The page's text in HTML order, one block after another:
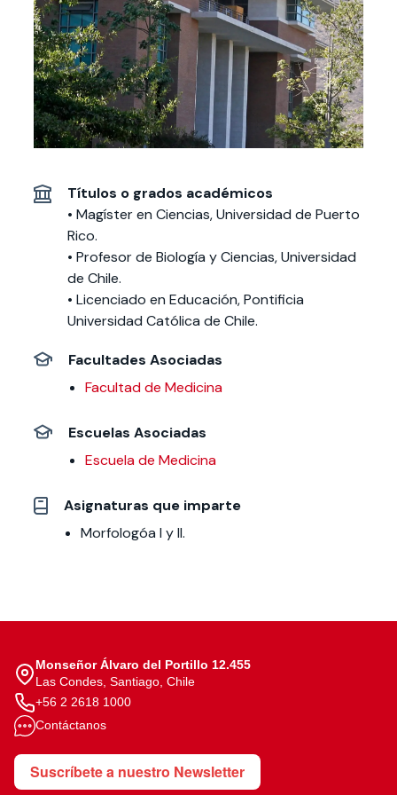
cursos
Especialidades y
estadías
Te puede
interesar:
International
students
Facultades
interesar:
2025
vinculación con la
sociedad
Extensión Cultural
Te puede interesar:Filantropía y Donaciones
intercambio
Servicios y apoyos
Te puede
interesar:
Explora el campus
Uandes
Noticias
estudiantiles
Títulos o grados académicos
• Magíster en Ciencias, Universidad de Puerto
Rico.
• Profesor de Biología y Ciencias, Universidad
de Chile.
• Licenciado en Educación, Pontificia
Universidad Católica de Chile.
Facultades Asociadas
Facultad de Medicina
Escuelas Asociadas
Escuela de Medicina
Asignaturas que imparte
Morfologóa I y II.
Monseñor Álvaro del Portillo 12.455
Las Condes, Santiago, Chile
+56 2 2618 1000
Contáctanos
Suscríbete a nuestro Newsletter